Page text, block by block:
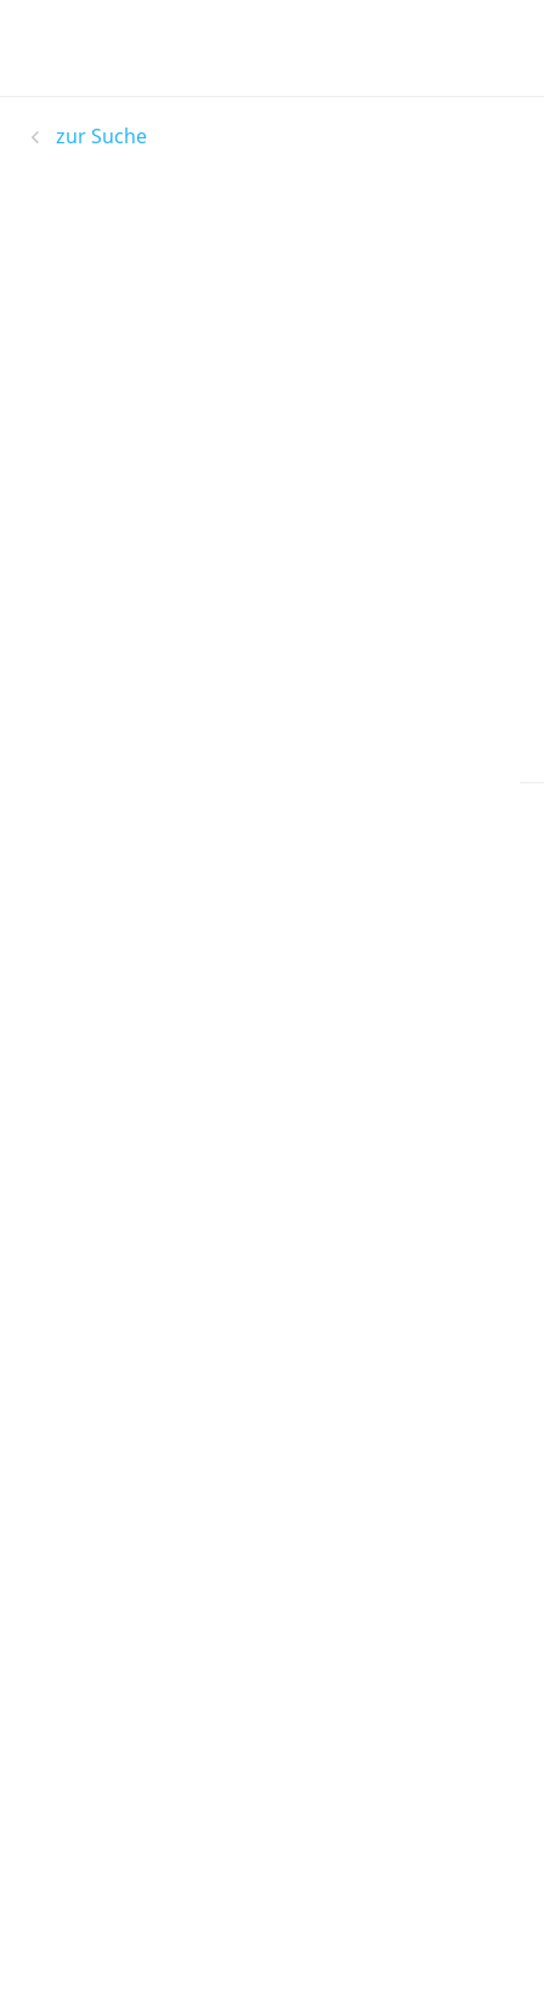
zur Suche